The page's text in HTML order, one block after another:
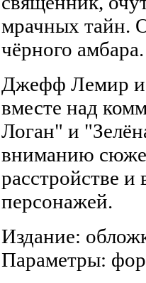
мрачных тайн.
чёрного амбара.
Джефф Лемир и
вместе над
Логан" и
вниманию
расстройстве и
персонажей.
Издание:
Параметры: